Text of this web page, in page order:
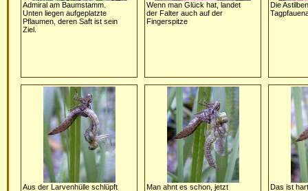
Admiral am Baumstamm.
Unten liegen aufgeplatzte
Pflaumen, deren Saft ist sein
Ziel.
Wenn man Glück hat, landet
der Falter auch auf der
Fingerspitze
Die
Aus der Larvenhülle schlüpft
Man ahnt es schon, jetzt
Das ist